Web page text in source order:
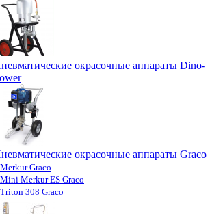
окрасочные аппараты Dino-
окрасочные аппараты Graco
Graco
Merkur ES Graco
308 Graco